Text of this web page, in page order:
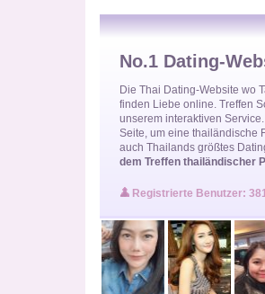
No.1 Dating-
Die Thai Dating-Website wo
finden Liebe online. Treffen
unserem interaktiven
Seite, um eine thailändische
auch Thailands größtes
dem Treffen thailändischer
Registrierte Benutzer: